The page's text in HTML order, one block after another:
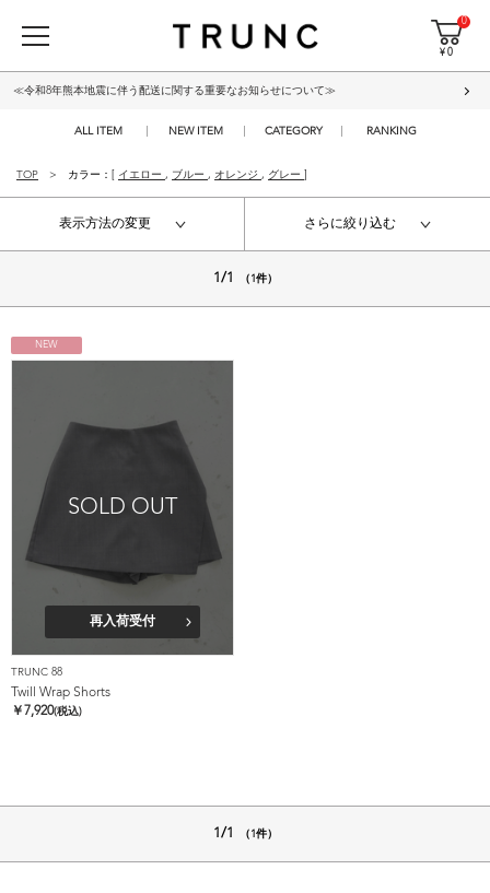
0
¥ 0
≪令和8年熊本地震に伴う配送に関する重要なお知らせについて≫
ALL ITEM NEW ITEM CATEGORY RANKING
TOP カラー：[ イエロー , ブルー , オレンジ , グレー
表示方法の変更 さらに絞り込む
1/1 （1件）
NEW
SOLD OUT
再入荷受付
TRUNC 88
Twill Wrap Shorts
￥ 7,920(税込)
1/1 （1件）